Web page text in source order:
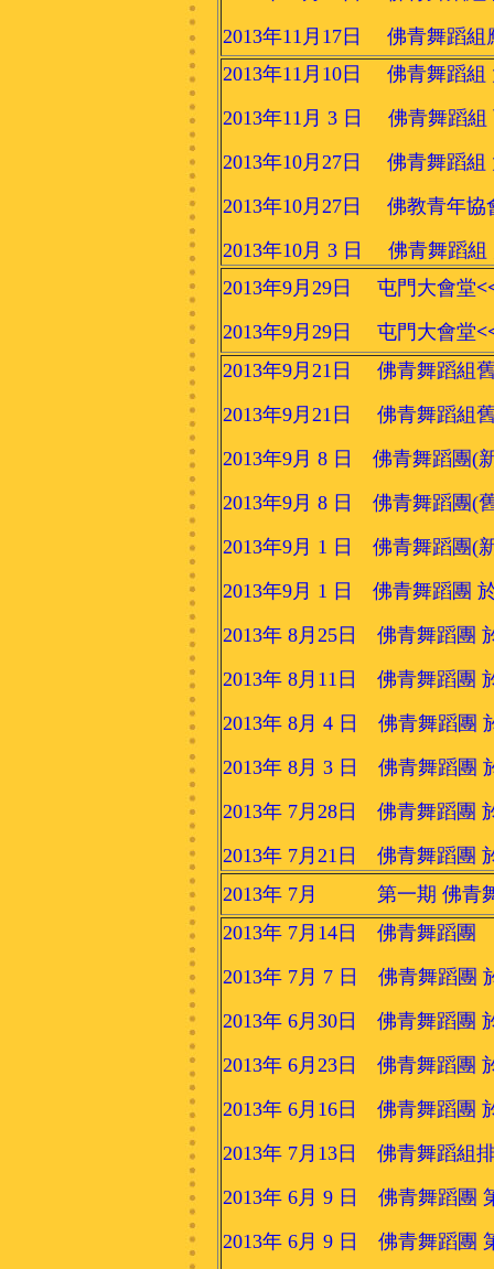
2013年11月17日 佛青舞蹈組
2013年11月10日 佛青舞蹈組
2013年11月 3 日 佛青舞蹈組
2013年10月27日 佛青舞蹈組
2013年10月27日 佛教青年協
2013年10月 3 日 佛青舞蹈組
2013年9月29日 屯門大會堂
2013年9月29日 屯門大會堂
2013年9月21日 佛青舞蹈組
2013年9月21日 佛青舞蹈組
2013年9月 8 日 佛青舞蹈團(
2013年9月 8 日 佛青舞蹈團(
2013年9月 1 日 佛青舞蹈團(
2013年9月 1 日 佛青舞蹈團
2013年 8月25日 佛青舞蹈團
2013年 8月11日 佛青舞蹈團
2013年 8月 4 日 佛青舞蹈團
2013年 8月 3 日 佛青舞蹈團
2013年 7月28日 佛青舞蹈團
2013年 7月21日 佛青舞蹈團
2013年 7月 第一期 佛青舞
2013年 7月14日 佛青舞蹈團
2013年 7月 7 日 佛青舞蹈團
2013年 6月30日 佛青舞蹈團
2013年 6月23日 佛青舞蹈團
2013年 6月16日 佛青舞蹈團
2013年 7月13日 佛青舞蹈組
2013年 6月 9 日 佛青舞蹈團
2013年 6月 9 日 佛青舞蹈團